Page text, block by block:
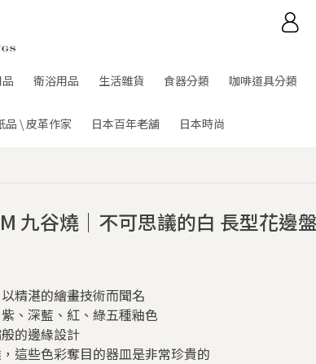
衛浴用品 生活雜貨 食器分類 咖啡道具分類
品 \ 皮革作家 日本百年老舖 日本時尚
九谷燒｜不可思議的白 長型花邊
精湛的繪畫技術而聞名
、深藍、紅、綠五種釉色
的邊緣設計
這些色彩奪目的器皿是非常珍貴的